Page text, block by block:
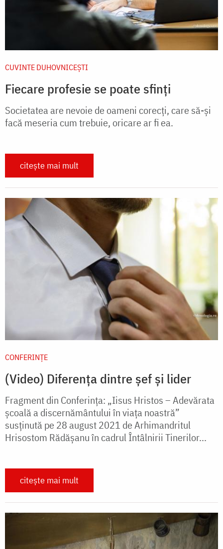
CUVINTE DUHOVNICEȘTI
Fiecare profesie se poate sfinți
Societatea are nevoie de oameni corecți, care să-și
facă meseria cum trebuie, oricare ar fi ea.
citește mai mult
CONFERINȚE
(Video) Diferența dintre șef și lider
Fragment din Conferința: „Iisus Hristos – Adevărata
școală a discernământului în viața noastră”
susținută pe 28 august 2021 de Arhimandritul
Hrisostom Rădășanu în cadrul Întâlnirii Tinerilor...
citește mai mult